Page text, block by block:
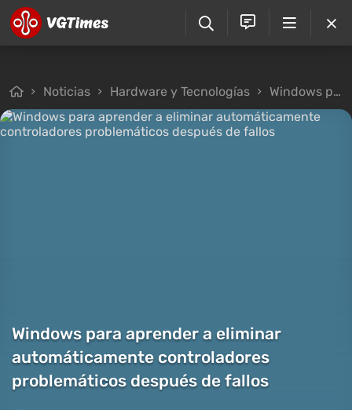
Noticias Hardware y Tecnologías Windows para aprender a eliminar automáticamente controladores problemáticos después de fallos
Windows para aprender a eliminar
automáticamente controladores
problemáticos después de fallos